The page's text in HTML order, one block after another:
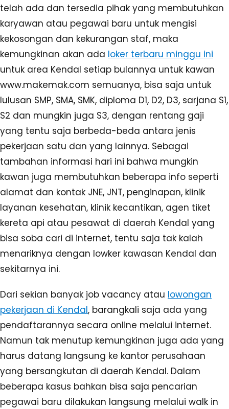
telah ada dan tersedia pihak yang membutuhkan
karyawan atau pegawai baru untuk mengisi
kekosongan dan kekurangan staf, maka
kemungkinan akan ada loker terbaru minggu ini
untuk area Kendal setiap bulannya untuk kawan
www.makemak.com semuanya, bisa saja untuk
lulusan SMP, SMA, SMK, diploma D1, D2, D3, sarjana S1,
S2 dan mungkin juga S3, dengan rentang gaji
yang tentu saja berbeda-beda antara jenis
pekerjaan satu dan yang lainnya. Sebagai
tambahan informasi hari ini bahwa mungkin
kawan juga membutuhkan beberapa info seperti
alamat dan kontak JNE, JNT, penginapan, klinik
layanan kesehatan, klinik kecantikan, agen tiket
kereta api atau pesawat di daerah Kendal yang
bisa soba cari di internet, tentu saja tak kalah
menariknya dengan lowker kawasan Kendal dan
sekitarnya ini.
Dari sekian banyak job vacancy atau lowongan
pekerjaan di Kendal, barangkali saja ada yang
pendaftarannya secara online melalui internet.
Namun tak menutup kemungkinan juga ada yang
harus datang langsung ke kantor perusahaan
yang bersangkutan di daerah Kendal. Dalam
beberapa kasus bahkan bisa saja pencarian
pegawai baru dilakukan langsung melalui walk in